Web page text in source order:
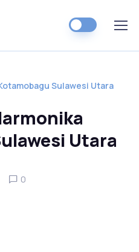
Sulawesi Utara
Utara
0